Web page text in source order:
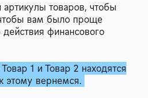
товаров, чтобы
вам было проще
финансового
1 и Товар 2 находятся
этому вернемся.